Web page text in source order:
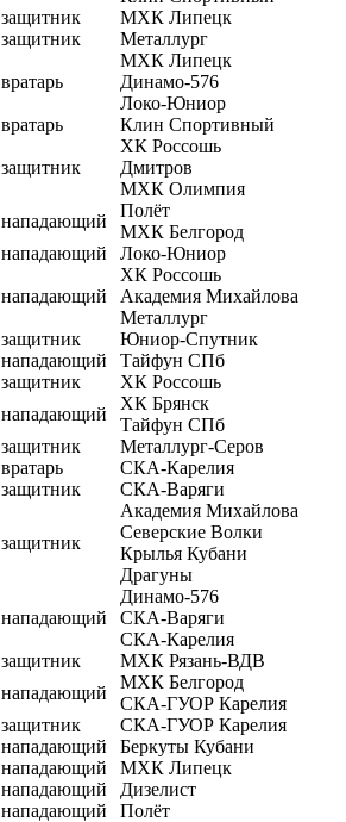
защитник
МХК Липецк
защитник Металлург
вратарь
МХК Липецк
Динамо-576
Локо-Юниор
вратарь Клин Спортивный
защитник
ХК Россошь
Дмитров
МХК Олимпия
нападающий
Полёт
МХК Белгород
нападающий Локо-Юниор
нападающий
ХК Россошь
Академия Михайлова
Металлург
защитник
Юниор-Спутник
нападающий
Тайфун СПб
защитник
ХК Россошь
нападающий
ХК Брянск
Тайфун СПб
защитник
Металлург-Серов
вратарь
СКА-Карелия
защитник СКА-Варяги
защитник
Академия Михайлова
Северские Волки
Крылья Кубани
Драгуны
нападающий
Динамо-576
СКА-Варяги
СКА-Карелия
защитник
МХК Рязань-ВДВ
нападающий
МХК Белгород
СКА-ГУОР Карелия
защитник
СКА-ГУОР Карелия
нападающий
Беркуты Кубани
нападающий
МХК Липецк
нападающий
Дизелист
нападающий Полёт